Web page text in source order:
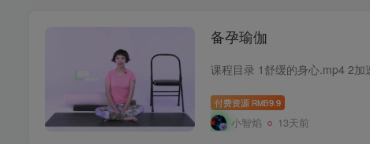
备孕瑜伽
付费资源 RMB9.9
小智焰 13天前